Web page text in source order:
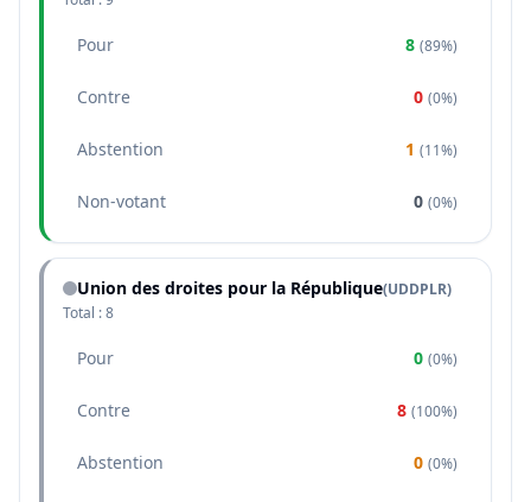
Pour 8 (89%)
Contre 0 (0%)
Abstention 1 (11%)
Non-votant 0 (0%)
Union des droites pour la République(UDDPLR)
Total :8
Pour 0 (0%)
Contre 8 (100%)
Abstention 0 (0%)